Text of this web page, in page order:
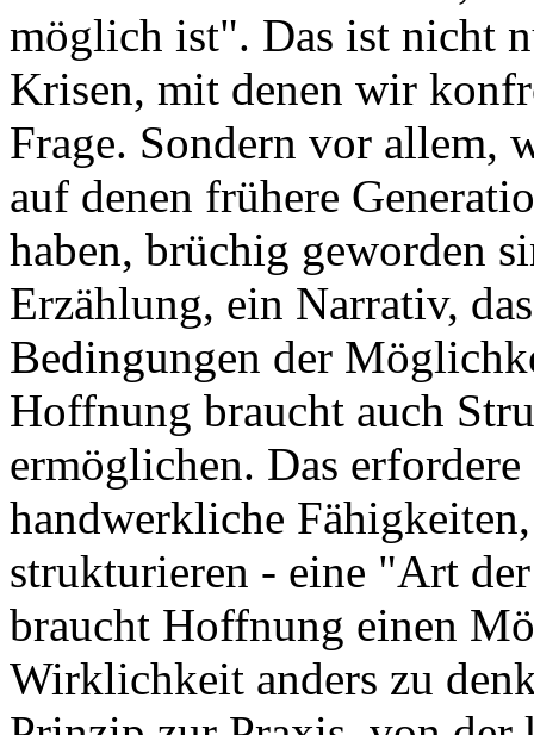
möglich ist". Das ist nicht
Krisen, mit denen wir
Frage. Sondern vor allem,
auf denen frühere
haben, brüchig geworden
Erzählung, ein Narrativ,
Bedingungen der
Hoffnung braucht auch
ermöglichen. Das
handwerkliche
strukturieren - eine "Art
braucht Hoffnung einen
Wirklichkeit anders zu